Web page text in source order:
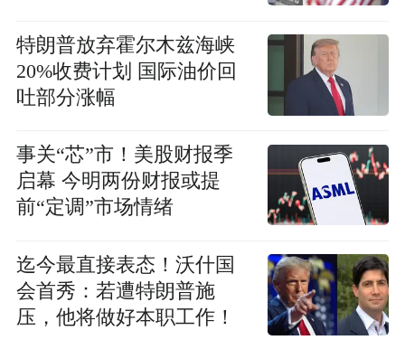
特朗普放弃霍尔木兹海峡
20%收费计划 国际油价回
吐部分涨幅
事关“芯”市！美股财报季
启幕 今明两份财报或提
前“定调”市场情绪
迄今最直接表态！沃什国
会首秀：若遭特朗普施
压，他将做好本职工作！